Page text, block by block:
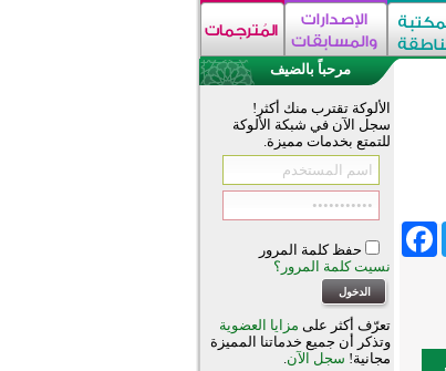
Facebook
مرحباً بالضيف
الألوكة تقترب منك أكثر!
سجل الآن في شبكة الألوكة
للتمتع بخدمات مميزة.
حفظ كلمة المرور
نسيت كلمة المرور؟
تعرّف أكثر على مزايا العضوية
وتذكر أن جميع خدماتنا المميزة
مجانية! سجل الآن.